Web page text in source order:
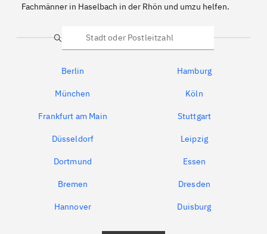
Fachmänner in Haselbach in der Rhön und umzu helfen.
Suche
Berlin Hamburg
München Köln
Frankfurt am Main Stuttgart
Düsseldorf Leipzig
Dortmund Essen
Bremen Dresden
Hannover Duisburg